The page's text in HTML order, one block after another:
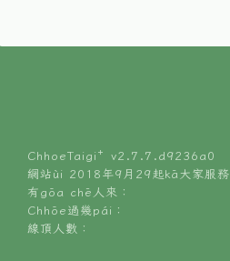
ChhoeTaigi⁺ v2.7.7.d9236a0
網站ùi 2018年9月29起kā大家服務
有gōa chē人來：
Chhōe過幾pái：
線頂人數：